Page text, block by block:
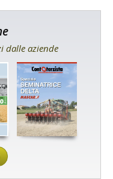
dalle aziende